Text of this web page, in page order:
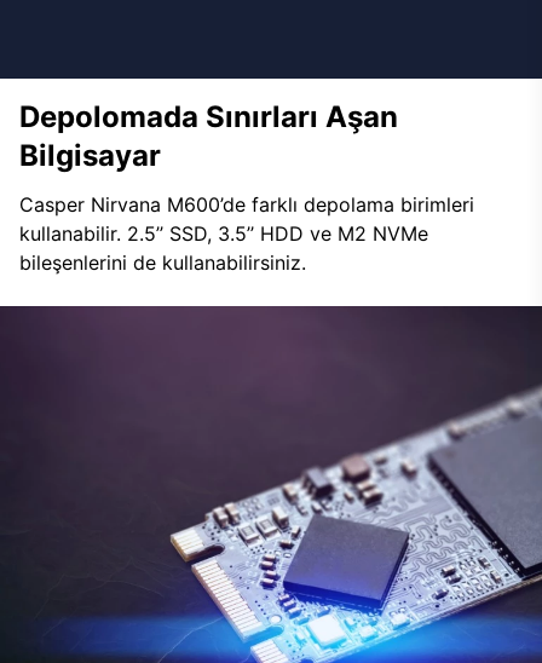
Depolomada Sınırları Aşan
Bilgisayar
Casper Nirvana M600’de farklı depolama birimleri
kullanabilir. 2.5’’ SSD, 3.5’’ HDD ve M2 NVMe
bileşenlerini de kullanabilirsiniz.